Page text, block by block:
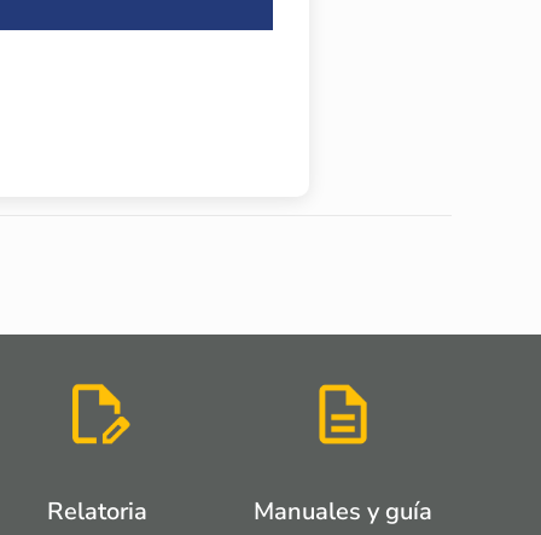
Relatoria Manuales y guía